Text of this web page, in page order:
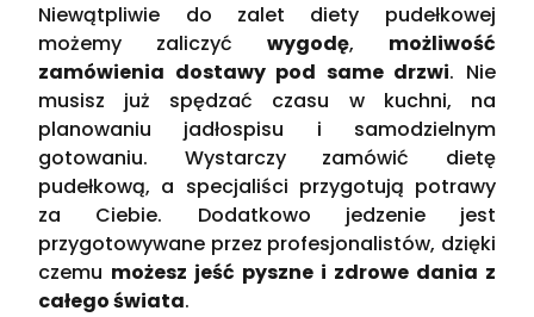
Niewątpliwie do zalet diety pudełkowej
możemy zaliczyć wygodę, możliwość
zamówienia dostawy pod same drzwi. Nie
musisz już spędzać czasu w kuchni, na
planowaniu jadłospisu i samodzielnym
gotowaniu. Wystarczy zamówić dietę
pudełkową, a specjaliści przygotują potrawy
za Ciebie. Dodatkowo jedzenie jest
przygotowywane przez profesjonalistów, dzięki
czemu możesz jeść pyszne i zdrowe dania z
całego świata.